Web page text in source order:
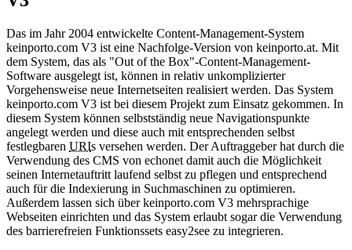
Das im Jahr 2004 entwickelte Content-Management-System
keinporto.com V3 ist eine Nachfolge-Version von keinporto.at. Mit
dem System, das als "Out of the Box"-Content-Management-
Software ausgelegt ist, können in relativ unkomplizierter
Vorgehensweise neue Internetseiten realisiert werden. Das System
keinporto.com V3 ist bei diesem Projekt zum Einsatz gekommen. In
diesem System können selbstständig neue Navigationspunkte
angelegt werden und diese auch mit entsprechenden selbst
festlegbaren URIs versehen werden. Der Auftraggeber hat durch die
Verwendung des CMS von echonet damit auch die Möglichkeit
seinen Internetauftritt laufend selbst zu pflegen und entsprechend
auch für die Indexierung in Suchmaschinen zu optimieren.
Außerdem lassen sich über keinporto.com V3 mehrsprachige
Webseiten einrichten und das System erlaubt sogar die Verwendung
des barrierefreien Funktionssets easy2see zu integrieren.